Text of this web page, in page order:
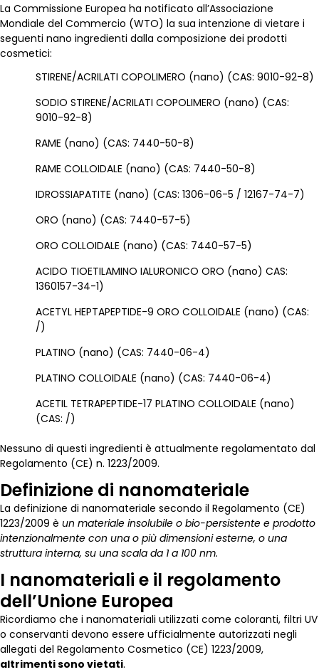
La Commissione Europea ha notificato all’Associazione
Mondiale del Commercio (WTO) la sua intenzione di vietare i
seguenti nano ingredienti dalla composizione dei prodotti
cosmetici:
STIRENE/ACRILATI COPOLIMERO (nano) (CAS: 9010-92-8)
SODIO STIRENE/ACRILATI COPOLIMERO (nano) (CAS:
9010-92-8)
RAME (nano) (CAS: 7440-50-8)
RAME COLLOIDALE (nano) (CAS: 7440-50-8)
IDROSSIAPATITE (nano) (CAS: 1306-06-5 / 12167-74-7)
ORO (nano) (CAS: 7440-57-5)
ORO COLLOIDALE (nano) (CAS: 7440-57-5)
ACIDO TIOETILAMINO IALURONICO ORO (nano) CAS:
1360157-34-1)
ACETYL HEPTAPEPTIDE-9 ORO COLLOIDALE (nano) (CAS:
/)
PLATINO (nano) (CAS: 7440-06-4)
PLATINO COLLOIDALE (nano) (CAS: 7440-06-4)
ACETIL TETRAPEPTIDE-17 PLATINO COLLOIDALE (nano)
(CAS: /)
Nessuno di questi ingredienti è attualmente regolamentato dal
Regolamento (CE) n. 1223/2009.
Definizione di nanomateriale
La definizione di nanomateriale secondo il Regolamento (CE)
1223/2009 è un materiale insolubile o bio-persistente e prodotto
intenzionalmente con una o più dimensioni esterne, o una
struttura interna, su una scala da 1 a 100 nm.
I nanomateriali e il regolamento
dell’Unione Europea
Ricordiamo che i nanomateriali utilizzati come coloranti, filtri UV
o conservanti devono essere ufficialmente autorizzati negli
allegati del Regolamento Cosmetico (CE) 1223/2009,
altrimenti sono vietati.